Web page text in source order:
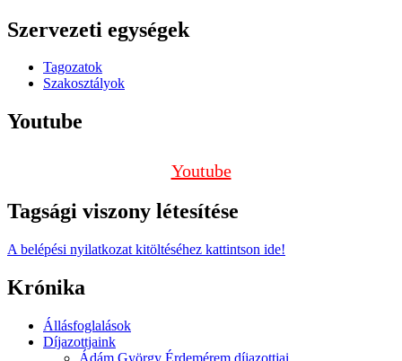
Szervezeti egységek
Tagozatok
Szakosztályok
Youtube
Youtube
Tagsági viszony létesítése
A belépési nyilatkozat kitöltéséhez kattintson ide!
Krónika
Állásfoglalások
Díjazottjaink
Ádám György Érdemérem díjazottjai